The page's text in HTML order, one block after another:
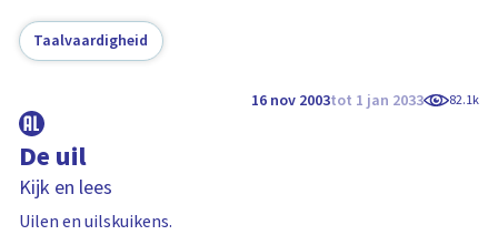
Taalvaardigheid
16 nov 2003tot 1 jan 2033 82.1k
De uil
Kijk en lees
Uilen en uilskuikens.